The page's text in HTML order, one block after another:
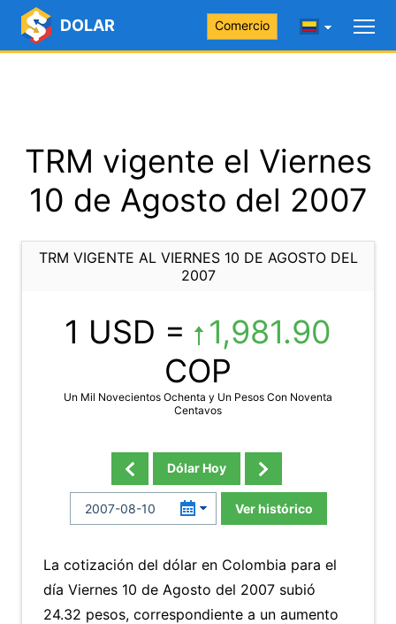
DOLAR Comercio
TRM vigente el Viernes
10 de Agosto del 2007
TRM VIGENTE AL VIERNES 10 DE AGOSTO DEL
2007
1 USD =
1,981.90
COP
Un Mil Novecientos Ochenta y Un Pesos Con Noventa
Centavos
Dólar Hoy
Ver histórico
La cotización del dólar en Colombia para el
día Viernes 10 de Agosto del 2007 subió
24.32 pesos, correspondiente a un aumento